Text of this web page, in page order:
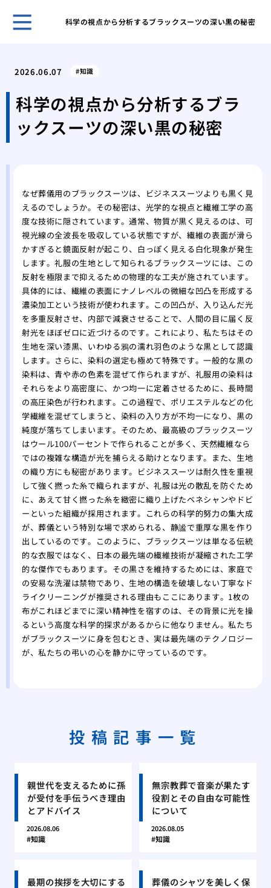
科学の視点から分析するブラックスーツの深い黒の秘密
ご
集
身
る
御
る？
2026.06.07 知識
科学の視点から分析するブラ
ックスーツの深い黒の秘密
なぜ葬儀用のブラックスーツは、ビジネススーツよりも黒く見
えるのでしょうか。その秘密は、光学的な視点と繊維工学の高
度な技術に隠されています。通常、物質が黒く見えるのは、可
視光線の全波長を吸収している状態ですが、繊維の表面が滑ら
かすぎると鏡面反射が起こり、白っぽく見える白化現象が発生
します。礼服の生地として知られるブラックスーツには、この
反射を極限まで抑えるための物理的な工夫が施されています。
具体的には、繊維の表面にナノレベルの微細な凹凸を形成する
濃染加工という技術が使われます。この凹凸が、入り込んだ光
を多重反射させ、内部で減衰させることで、人間の目に届く反
射光をほぼゼロに近づけるのです。これにより、私たちはその
生地を深い漆黒、いわゆる鴉の濡れ羽色のような黒として認識
します。さらに、染料の選定も極めて特殊です。一般的な黒の
染料は、青や赤の色素を混ぜて作られますが、礼服用の染料は
それらをより高密度に、かつ均一に定着させるために、長時間
の高圧染色が行われます。この過程で、ポリエステルなどの化
学繊維を混ぜてしまうと、染料の入り方が不均一になり、黒の
純度が落ちてしまいます。そのため、最高級のブラックスーツ
はウール100パーセントで作られることが多く、天然繊維なら
ではの複雑な構造が光を捕らえる助けとなります。また、生地
の織り方にも秘密があります。ビジネススーツは耐久性を重視
して強く撚った糸で織られますが、礼服は光の散乱を防ぐため
に、あえて甘く撚った糸を緻密に織り上げたベネシャンやドビ
ーといった組織が採用されます。これらの科学的努力の集大成
が、葬儀という特別な場で求められる、静謐で重厚な黒を作り
出しているのです。このように、ブラックスーツは単なる伝統
的な衣服ではなく、日本の最先端の繊維技術が凝縮された工学
的な傑作でもあります。その黒さを維持するためには、家庭で
の安易な洗濯は禁物であり、生地の構造を破壊しない丁寧なド
ライクリーニングが推奨される理由もここにあります。1枚の
布がこれほどまでに深い精神性を宿すのは、その背景に光を操
るという高度な科学的探求があるからに他なりません。私たち
がブラックスーツに身を包むとき、実は最先端のテクノロジー
が、私たちの弔いの心を静かに守っているのです。
投稿記事一覧
親世代を支えるために孫
が受付を手伝うべき理由
とアドバイス
2026.08.06
知識
無宗教葬で音楽が果たす
役割とその自由な可能性
について
2026.08.05
知識
最期の挨拶を大切にする
葬儀のシャツを美しく保